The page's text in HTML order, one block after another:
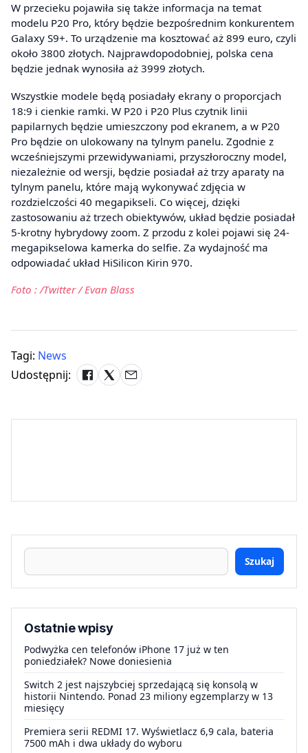
W przecieku pojawiła się także informacja na temat
modelu P20 Pro, który będzie bezpośrednim konkurentem
Galaxy S9+. To urządzenie ma kosztować aż 899 euro, czyli
około 3800 złotych. Najprawdopodobniej, polska cena
będzie jednak wynosiła aż 3999 złotych.
Wszystkie modele będą posiadały ekrany o proporcjach
18:9 i cienkie ramki. W P20 i P20 Plus czytnik linii
papilarnych będzie umieszczony pod ekranem, a w P20
Pro będzie on ulokowany na tylnym panelu. Zgodnie z
wcześniejszymi przewidywaniami, przyszłoroczny model,
niezależnie od wersji, będzie posiadał aż trzy aparaty na
tylnym panelu, które mają wykonywać zdjęcia w
rozdzielczości 40 megapikseli. Co więcej, dzięki
zastosowaniu aż trzech obiektywów, układ będzie posiadał
5-krotny hybrydowy zoom. Z przodu z kolei pojawi się 24-
megapikselowa kamerka do selfie. Za wydajność ma
odpowiadać układ HiSilicon Kirin 970.
Foto : /Twitter / Evan Blass
Tagi: News
Udostępnij:
Szukaj
Ostatnie wpisy
Podwyżka cen telefonów iPhone 17 już w ten
poniedziałek? Nowe doniesienia
Switch 2 jest najszybciej sprzedającą się konsolą w
historii Nintendo. Ponad 23 miliony egzemplarzy w 13
miesięcy
Premiera serii REDMI 17. Wyświetlacz 6,9 cala, bateria
7500 mAh i dwa układy do wyboru